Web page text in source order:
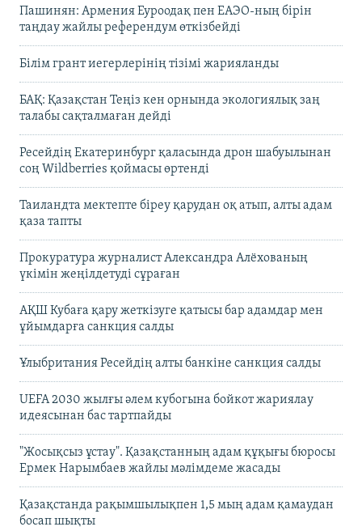
Пашинян: Армения Еуроодақ пен ЕАЭО-ның бірін
таңдау жайлы референдум өткізбейді
Білім грант иегерлерінің тізімі жарияланды
БАҚ: Қазақстан Теңіз кен орнында экологиялық заң
талабы сақталмаған дейді
Ресейдің Екатеринбург қаласында дрон шабуылынан
соң Wildberries қоймасы өртенді
Таиландта мектепте біреу қарудан оқ атып, алты адам
қаза тапты
Прокуратура журналист Александра Алёхованың
үкімін жеңілдетуді сұраған
АҚШ Кубаға қару жеткізуге қатысы бар адамдар мен
ұйымдарға санкция салды
Ұлыбритания Ресейдің алты банкіне санкция салды
UEFA 2030 жылғы әлем кубогына бойкот жариялау
идеясынан бас тартпайды
"Жосықсыз ұстау". Қазақстанның адам құқығы бюросы
Ермек Нарымбаев жайлы мәлімдеме жасады
Қазақстанда рақымшылықпен 1,5 мың адам қамаудан
босап шықты